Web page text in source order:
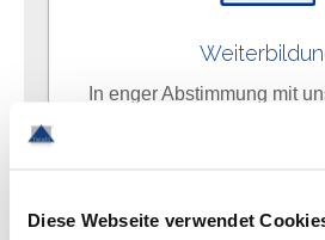
Diese Webseite verwendet
In enger Abstimmung mit
begleiten wir Sie durch
Sie uns.